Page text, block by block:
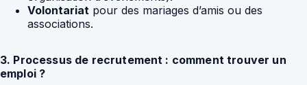
Volontariat pour des mariages d’amis ou des
associations.
3. Processus de recrutement : comment trouver un
emploi ?